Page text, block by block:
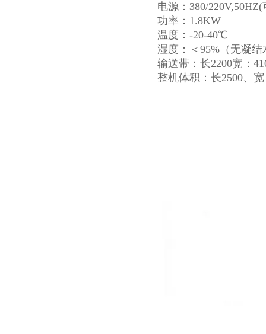
电源：380/220V,50HZ(
功率：1.8KW
温度：-20-40℃
湿度：＜95%（无凝结
输送带：长2200宽：
整机体积：长2500、